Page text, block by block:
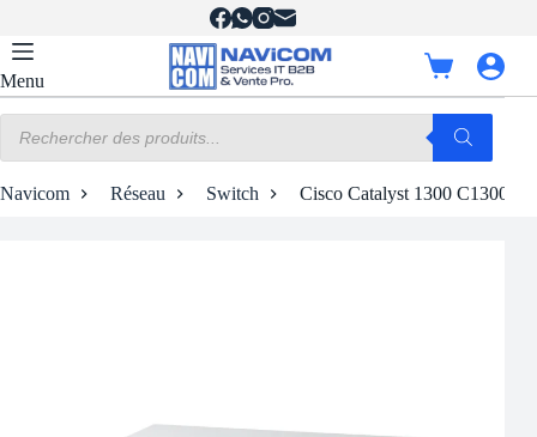
contenu
Menu
Panier
d’achat
produits
Navicom Réseau Switch Cisco Catalyst 1300 C1300-